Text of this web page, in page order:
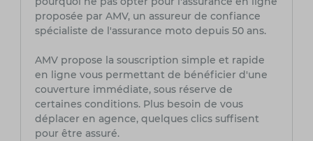
proposée par AMV, un assureur de confiance
spécialiste de l'assurance moto depuis 50 ans.
AMV propose la souscription simple et rapide
en ligne vous permettant de bénéficier d'une
couverture immédiate, sous réserve de
certaines conditions. Plus besoin de vous
déplacer en agence, quelques clics suffisent
pour être assuré.